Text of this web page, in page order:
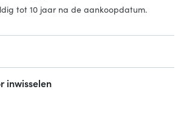
tot 10 jaar na de aankoopdatum.
inwisselen